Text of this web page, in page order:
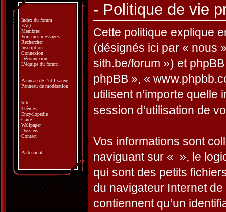
- Politique de vie
Cette politique explique
(désignés ici par « nous
sith.be/forum ») et
phpBB », «
utilisent n’importe quelle
session d’utilisation de
Vos informations sont
naviguant sur « », le
qui sont des petits
du navigateur Internet
contiennent qu’un
Index du forum
FAQ
Membres
Voir mes messages
Rechercher
Inscription
Connexion
Déconnexion
L’équipe du forum
Panneau de l’utilisateur
Panneau de modération
Site
Thèmes
Encyclopédie
Carte
Wallpaper
Dossiers
Contact
Partenariat